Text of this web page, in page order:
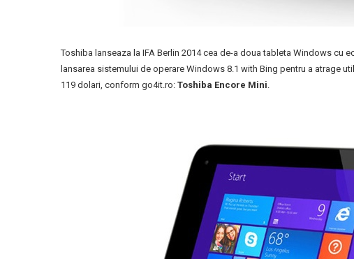
Toshiba lanseaza la IFA Berlin 2014 cea de-a doua tableta Windows
lansarea sistemului de operare Windows 8.1 with Bing pentru a atrage
119 dolari, conform go4it.ro: Toshiba Encore Mini.